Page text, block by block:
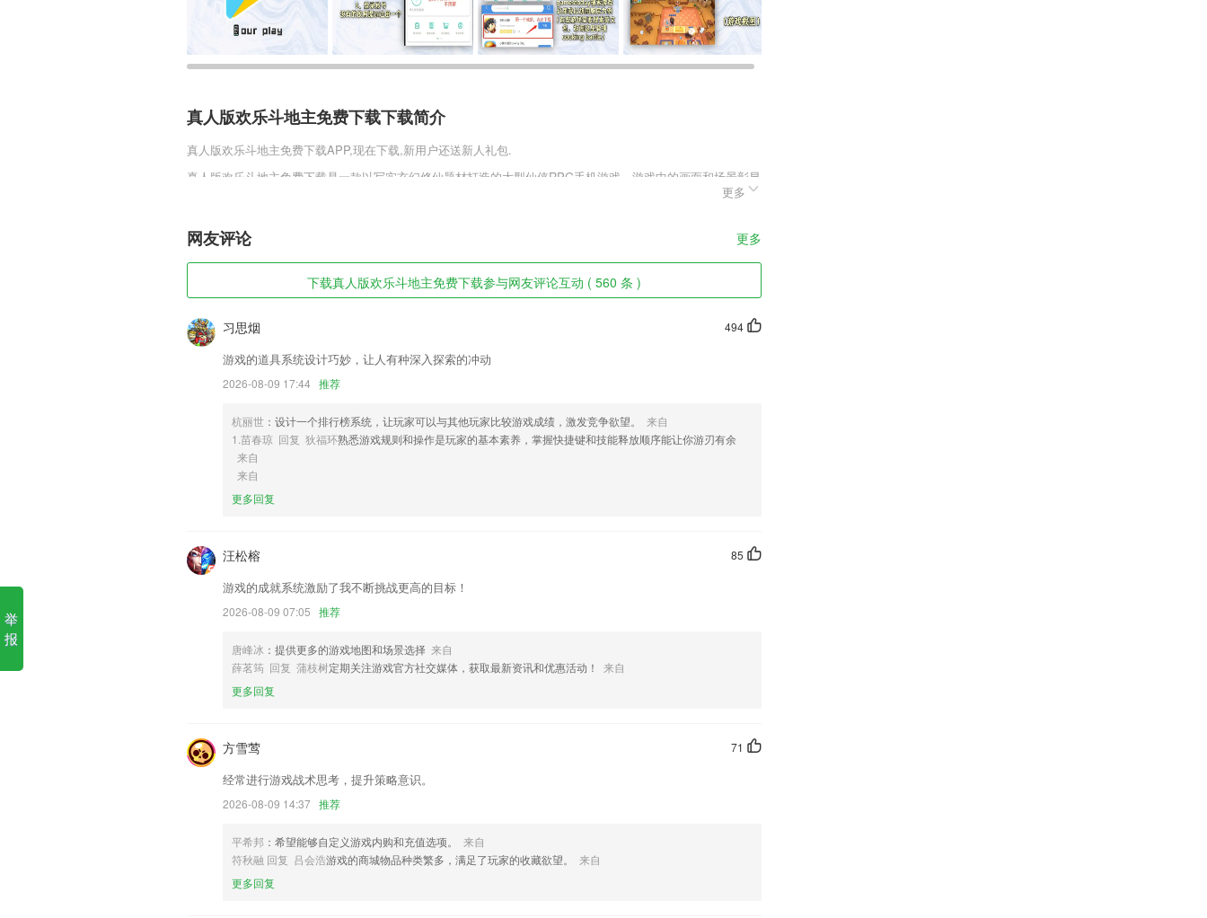
真人版欢乐斗地主免费下载下载简介
真人版欢乐斗地主免费下载APP,现在下载,新用户还送新人礼包.
真人版欢乐斗地主免费下载是一款以写实玄幻修仙题材打造的大型仙侠RPG手机游戏，游戏中的画面和场景彰显
华丽柔和，搭配经典的玩法和活动，游戏中只要你拥有飞行坐骑，就可以翱翔九天，尽情的欣赏游戏中无尽的美
力，世界boss等你去挑战。
1,圈子小组：跨区域组建教师教研圈子，邀请全国名师建立学科辅导小组。
2,汇聚全国与你一起奋斗在自考路上的小伙伴，相互支持帮助，有问必答；
3,能够对各种目标文件一键进行脱壳，支持批量操作，十分便捷。
4,这里的所有课程均可下载保存，方便你随时随地都可以观看学习；
6,这里拥有最权威的专家，获取更多的教育经验；
真人版欢乐斗地主免费下载软件优势
1.·专题精选是对俄语学习的学习心得和经验的一些总结，文章更贴近实际
2.将教育理论内容分章节呈现，利于学生学习教育理论知识；
4.精品线下课程限量开放
5.自行选择学习，根据个人需求，享受更加优质的学习体验。
6.随时一对一辅导，定制专属学习计划，监督学习进度
真人版欢乐斗地主免费下载更新了什么?
优化时间线页面
频道新增订阅功能，选你所爱。
.修改首页内容
增加采购查询和销售查询里税率税额等字段
联系我们
以上就是真人版欢乐斗地主免费下载的介绍，如果您喜欢这款软件，您可以到应用商店进行打分评论，说出您的
使用经历，以帮助我们更好的对产品进行优化修改。
更多
网友评论 更多
下载真人版欢乐斗地主免费下载参与网友评论互动 ( 560 条 )
494
习思烟
游戏的道具系统设计巧妙，让人有种深入探索的冲动
2026-08-09 17:44 推荐
杭丽世 ：设计一个排行榜系统，让玩家可以与其他玩家比较游戏成绩，激发竞争欲望。
来自
1.苗春琼 回复 狄福环熟悉游戏规则和操作是玩家的基本素养，掌握快捷键和技能释放顺序能让你游刃有余
来自
来自
更多回复
85
汪松榕
游戏的成就系统激励了我不断挑战更高的目标！
2026-08-09 07:05 推荐
唐峰冰 ：提供更多的游戏地图和场景选择 来自
薛茗筠 回复 蒲枝树定期关注游戏官方社交媒体，获取最新资讯和优惠活动！
来自
更多回复
71
方雪莺
经常进行游戏战术思考，提升策略意识。
2026-08-09 14:37 推荐
平希邦 ：希望能够自定义游戏内购和充值选项。
来自
符秋融 回复 吕会浩游戏的商城物品种类繁多，满足了玩家的收藏欲望。
来自
更多回复
举
报